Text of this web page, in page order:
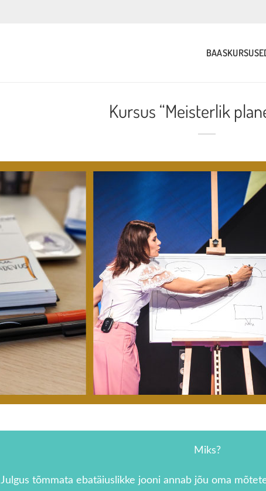
Kursus “Meisterlik
Miks?
​​Julgus tõmmata ebatäiuslikke jooni annab jõu oma